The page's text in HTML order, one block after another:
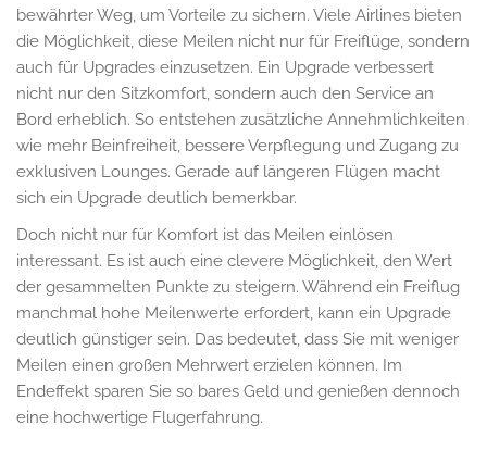
bewährter Weg, um Vorteile zu sichern. Viele Airlines bieten
die Möglichkeit, diese Meilen nicht nur für Freiflüge, sondern
auch für Upgrades einzusetzen. Ein Upgrade verbessert
nicht nur den Sitzkomfort, sondern auch den Service an
Bord erheblich. So entstehen zusätzliche Annehmlichkeiten
wie mehr Beinfreiheit, bessere Verpflegung und Zugang zu
exklusiven Lounges. Gerade auf längeren Flügen macht
sich ein Upgrade deutlich bemerkbar.
Doch nicht nur für Komfort ist das Meilen einlösen
interessant. Es ist auch eine clevere Möglichkeit, den Wert
der gesammelten Punkte zu steigern. Während ein Freiflug
manchmal hohe Meilenwerte erfordert, kann ein Upgrade
deutlich günstiger sein. Das bedeutet, dass Sie mit weniger
Meilen einen großen Mehrwert erzielen können. Im
Endeffekt sparen Sie so bares Geld und genießen dennoch
eine hochwertige Flugerfahrung.